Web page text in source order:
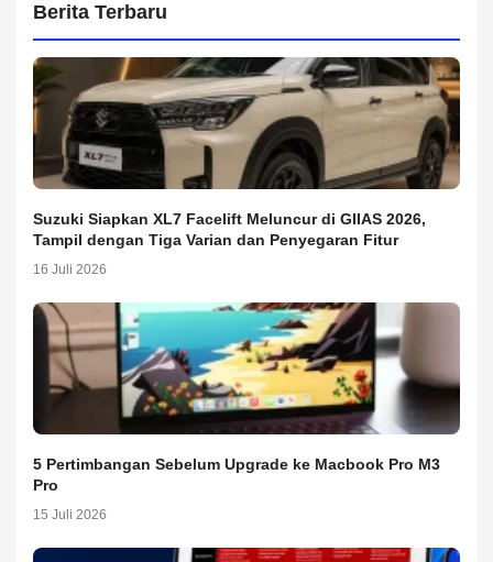
Berita Terbaru
Suzuki Siapkan XL7 Facelift Meluncur di GIIAS 2026,
Tampil dengan Tiga Varian dan Penyegaran Fitur
16 Juli 2026
5 Pertimbangan Sebelum Upgrade ke Macbook Pro M3
Pro
15 Juli 2026